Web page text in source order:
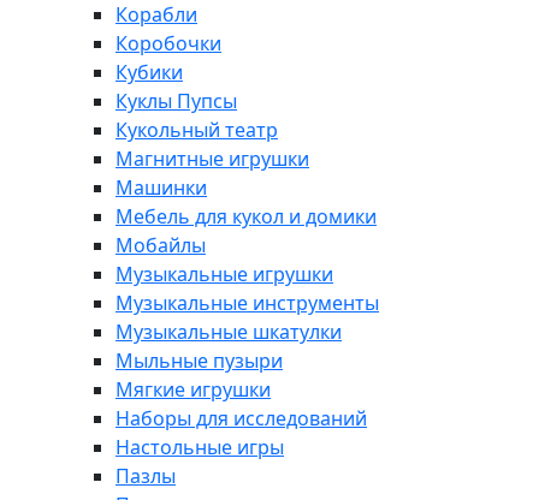
Корабли
Коробочки
Кубики
Куклы Пупсы
Кукольный театр
Магнитные игрушки
Машинки
Мебель для кукол и домики
Мобайлы
Музыкальные игрушки
Музыкальные инструменты
Музыкальные шкатулки
Мыльные пузыри
Мягкие игрушки
Наборы для исследований
Настольные игры
Пазлы